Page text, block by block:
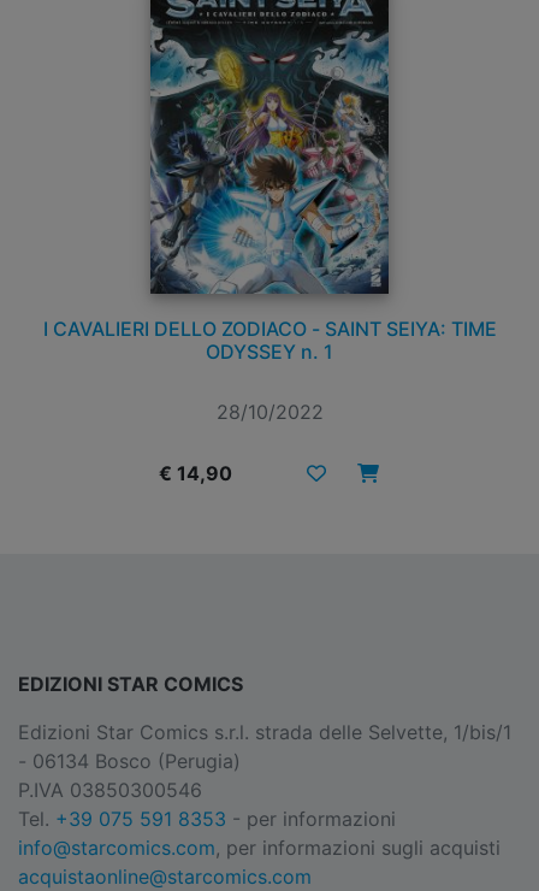
I CAVALIERI DELLO ZODIACO - SAINT SEIYA: TIME
ODYSSEY n. 1
28/10/2022
€ 14,90
EDIZIONI STAR COMICS
Edizioni Star Comics s.r.l. strada delle Selvette, 1/bis/1
- 06134 Bosco (Perugia)
P.IVA 03850300546
Tel. +39 075 591 8353 - per informazioni
info@starcomics.com, per informazioni sugli acquisti
acquistaonline@starcomics.com